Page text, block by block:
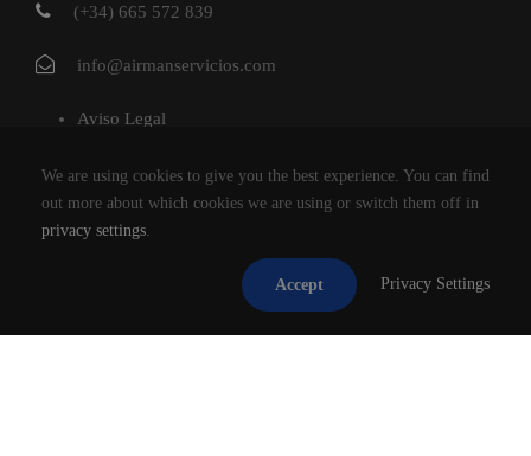
(+34) 665 572 839
info@airmanservicios.com
Aviso Legal
Política de Cookies
AIRMAN SERVICIOS DE RESTAURACION S.L.
TODOS LOS DERECHOS RESERVADOS.
We are using cookies to give you the best experience. You can find
out more about which cookies we are using or switch them off in
privacy settings.
Accept Privacy Settings